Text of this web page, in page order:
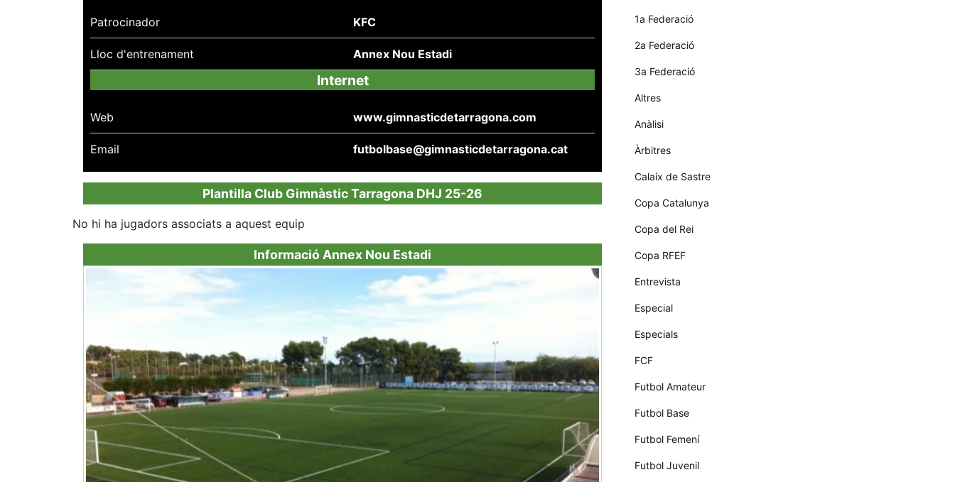
Patrocinador KFC
Lloc d'entrenament Annex Nou Estadi
Internet
Web www.gimnasticdetarragona.com
Email futbolbase@gimnasticdetarragona.cat
Plantilla Club Gimnàstic Tarragona DHJ 25-26
No hi ha jugadors associats a aquest equip
Informació Annex Nou Estadi
1a Federació
2a Federació
3a Federació
Altres
Anàlisi
Àrbitres
Calaix de Sastre
Copa Catalunya
Copa del Rei
Copa RFEF
Entrevista
Especial
Especials
FCF
Futbol Amateur
Futbol Base
Futbol Femení
Futbol Juvenil
Estadístiques
dades
anònima d'ús
funcionalitat i
la seva
estructura.
d'usuari
tècnics del
permeten que
el lloc funcioni
tan bé com
sigui possible.
Si rebutja
funcionalitats